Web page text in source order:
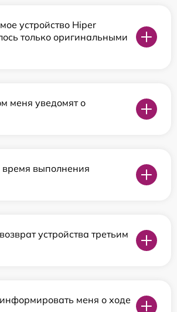
устройство Hiper
только оригинальными
меня уведомят о
время выполнения
устройства третьим
меня о ходе